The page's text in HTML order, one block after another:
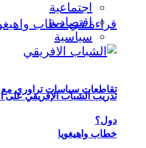
تقاطعات سياسات تراوري مع
خطاب واهيغويا
اجتماعية
اقتصادية
سياسية
دول؟